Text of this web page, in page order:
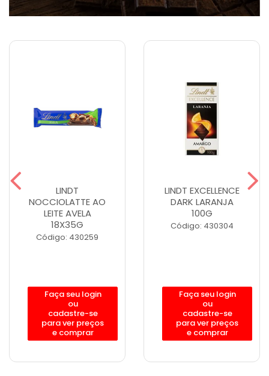
LINDT
NOCCIOLATTE AO
LEITE AVELA
18X35G
Código: 430259
Faça seu login
ou
cadastre-se
para ver preços
e comprar
LINDT EXCELLENCE
DARK LARANJA
100G
Código: 430304
Faça seu login
ou
cadastre-se
para ver preços
e comprar